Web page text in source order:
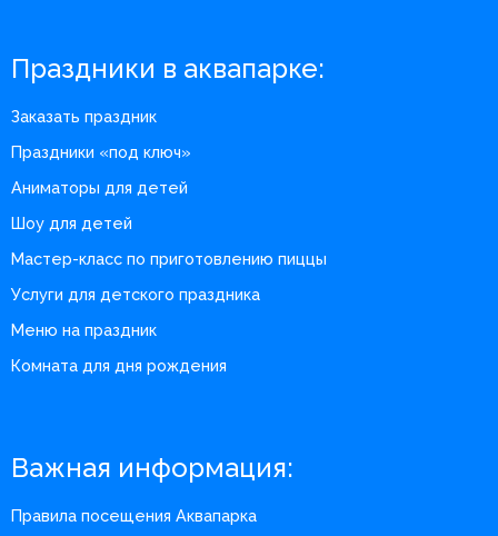
Праздники в аквапарке:
Заказать праздник
Праздники «под ключ»
Аниматоры для детей
Шоу для детей
Мастер-класс по приготовлению пиццы
Услуги для детского праздника
Меню на праздник
Комната для дня рождения
Важная информация:
Правила посещения Аквапарка